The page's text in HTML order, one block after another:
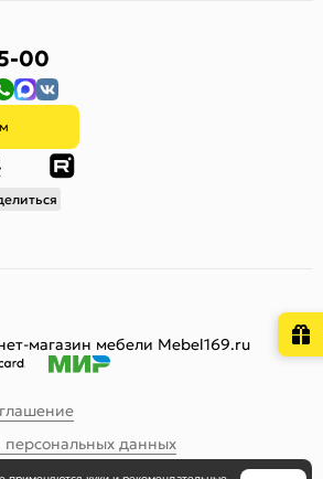
00
магазин мебели Mebel169.ru
данных